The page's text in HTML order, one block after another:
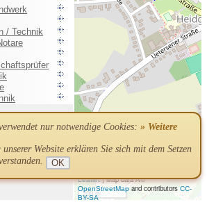
nur notwendige Cookies: » Weitere
Website erklären Sie sich mit dem Setzen
OK